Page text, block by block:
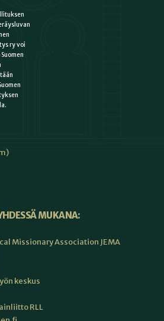
ry voi
MUKANA:
Missionary Association JEMA
keskus
RLL